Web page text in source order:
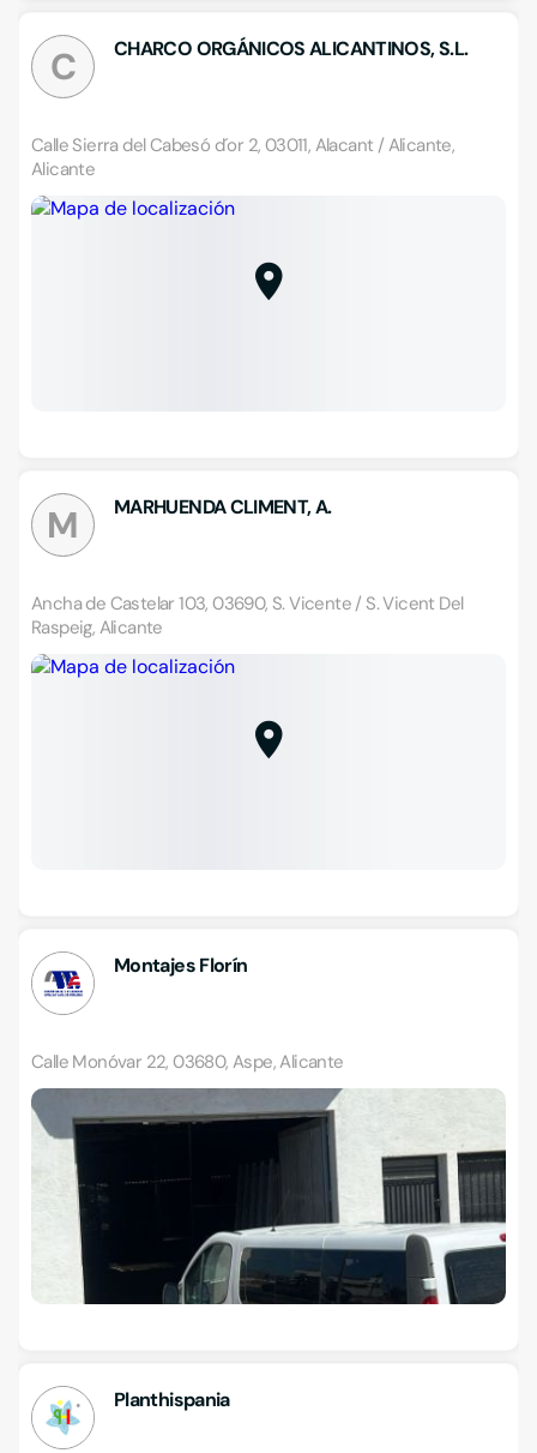
C CHARCO ORGÁNICOS ALICANTINOS, S.L.
Calle Sierra del Cabesó d´or 2, 03011, Alacant / Alicante,
Alicante
M MARHUENDA CLIMENT, A.
Ancha de Castelar 103, 03690, S. Vicente / S. Vicent Del
Raspeig, Alicante
Montajes Florín
Calle Monóvar 22, 03680, Aspe, Alicante
Planthispania